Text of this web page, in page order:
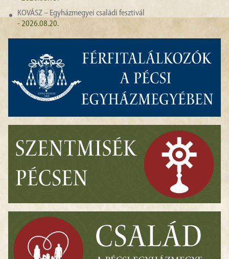
KOVÁSZ – Egyházmegyei családi fesztivál
- 2026.08.20.